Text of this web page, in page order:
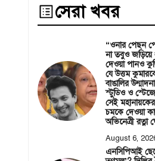
সেরা খবর
“ওনার পেছন
না তবুও
দেওয়া পানও
যে উত্তম
বাঙালির
স্টুডিও ও
সেই
চমকে দেওয়া
অভিনেত্রী রত্না
August 6,
এনসিপিআই